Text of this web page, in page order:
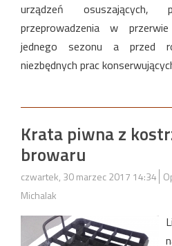
urządzeń osuszających,
przeprowadzenia w
jednego sezonu a przed
niezbędnych prac
Krata piwna z
browaru
czwartek, 30 marzec 2017 14:34
Michalak